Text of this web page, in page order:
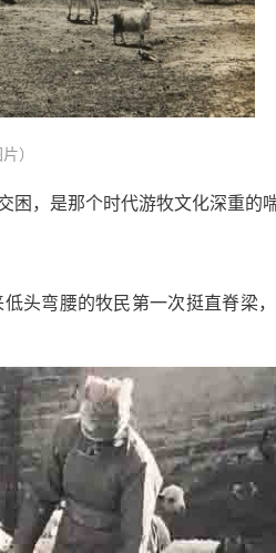
）
困，是那个时代游牧文化深重的喘
头弯腰的牧民第一次挺直脊梁